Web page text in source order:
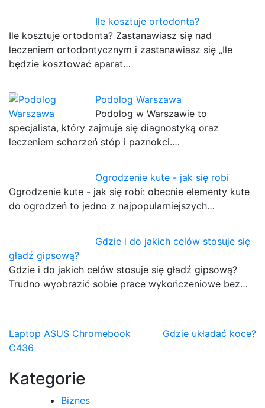
Ile kosztuje ortodonta?
Ile kosztuje ortodonta? Zastanawiasz się nad
leczeniem ortodontycznym i zastanawiasz się „Ile
będzie kosztować aparat…
Podolog Warszawa
Podolog w Warszawie to
specjalista, który zajmuje się diagnostyką oraz
leczeniem schorzeń stóp i paznokci.…
Ogrodzenie kute - jak się robi
Ogrodzenie kute - jak się robi: obecnie elementy kute
do ogrodzeń to jedno z najpopularniejszych…
Gdzie i do jakich celów stosuje się
gładź gipsową?
Gdzie i do jakich celów stosuje się gładź gipsową?
Trudno wyobrazić sobie prace wykończeniowe bez…
Nawigacja
wpisu
Laptop ASUS Chromebook
C436
Gdzie układać koce?
Kategorie
Biznes